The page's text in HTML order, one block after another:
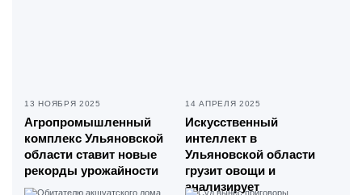
13 НОЯБРЯ 2025
Агропромышленный
комплекс Ульяновской
области ставит новые
рекорды урожайности
14 АПРЕЛЯ 2025
Искусственный
интеллект в
Ульяновской области
грузит овощи и
анализирует